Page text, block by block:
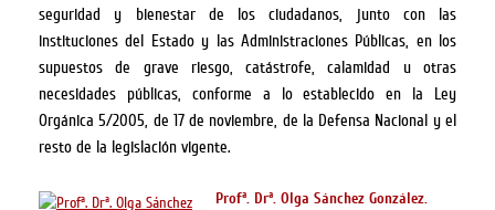
seguridad y bienestar de los ciudadanos, junto con las
instituciones del Estado y las Administraciones Públicas, en los
supuestos de grave riesgo, catástrofe, calamidad u otras
necesidades públicas, conforme a lo establecido en la Ley
Orgánica 5/2005, de 17 de noviembre, de la Defensa Nacional y el
resto de la legislación vigente.
Profª. Drª. Olga Sánchez González.